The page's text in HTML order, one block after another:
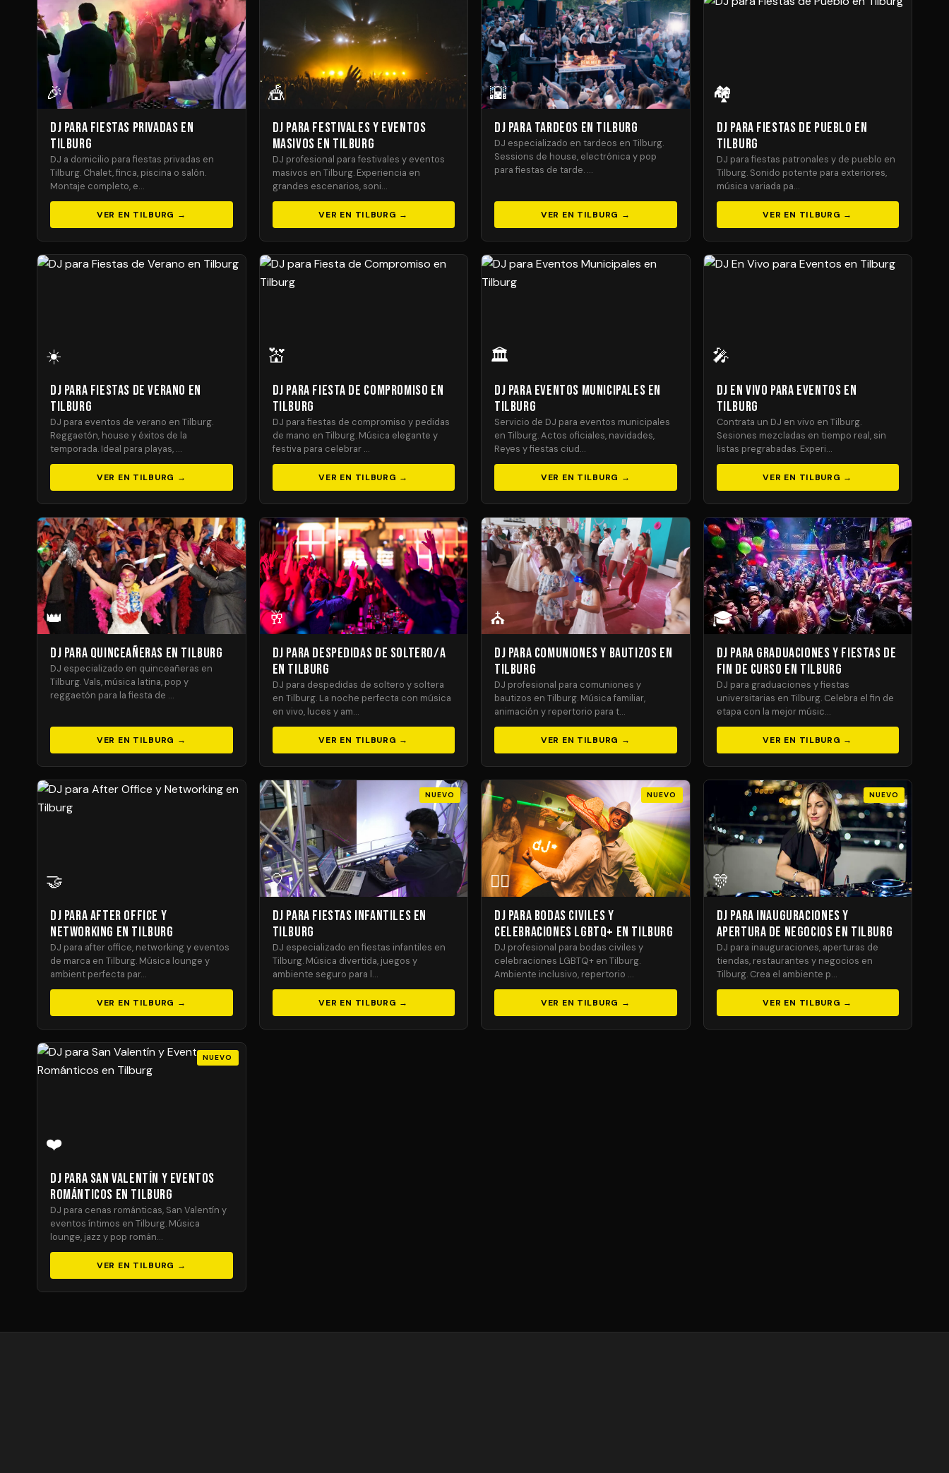
🎉
DJ para Fiestas Privadas en
Tilburg
DJ a domicilio para fiestas privadas en
Tilburg. Chalet, finca, piscina o salón.
Montaje completo, e…
VER EN TILBURG →
🎪
DJ para Festivales y Eventos
Masivos en Tilburg
DJ profesional para festivales y eventos
masivos en Tilburg. Experiencia en
grandes escenarios, soni…
VER EN TILBURG →
🌇
DJ para Tardeos en Tilburg
DJ especializado en tardeos en Tilburg.
Sessions de house, electrónica y pop
para fiestas de tarde. …
VER EN TILBURG →
🏘️
DJ para Fiestas de Pueblo en
Tilburg
DJ para fiestas patronales y de pueblo en
Tilburg. Sonido potente para exteriores,
música variada pa…
VER EN TILBURG →
☀️
DJ para Fiestas de Verano en
Tilburg
DJ para eventos de verano en Tilburg.
Reggaetón, house y éxitos de la
temporada. Ideal para playas, …
VER EN TILBURG →
💒
DJ para Fiesta de Compromiso en
Tilburg
DJ para fiestas de compromiso y pedidas
de mano en Tilburg. Música elegante y
festiva para celebrar …
VER EN TILBURG →
🏛️
DJ para Eventos Municipales en
Tilburg
Servicio de DJ para eventos municipales
en Tilburg. Actos oficiales, navidades,
Reyes y fiestas ciud…
VER EN TILBURG →
🎤
DJ En Vivo para Eventos en
Tilburg
Contrata un DJ en vivo en Tilburg.
Sesiones mezcladas en tiempo real, sin
listas pregrabadas. Experi…
VER EN TILBURG →
👑
DJ para Quinceañeras en Tilburg
DJ especializado en quinceañeras en
Tilburg. Vals, música latina, pop y
reggaetón para la fiesta de …
VER EN TILBURG →
🥂
DJ para Despedidas de Soltero/a
en Tilburg
DJ para despedidas de soltero y soltera
en Tilburg. La noche perfecta con música
en vivo, luces y am…
VER EN TILBURG →
⛪
DJ para Comuniones y Bautizos en
Tilburg
DJ profesional para comuniones y
bautizos en Tilburg. Música familiar,
animación y repertorio para t…
VER EN TILBURG →
🎓
DJ para Graduaciones y Fiestas de
Fin de Curso en Tilburg
DJ para graduaciones y fiestas
universitarias en Tilburg. Celebra el fin de
etapa con la mejor músic…
VER EN TILBURG →
🤝
DJ para After Office y
Networking en Tilburg
DJ para after office, networking y eventos
de marca en Tilburg. Música lounge y
ambient perfecta par…
VER EN TILBURG →
NUEVO
🎈
DJ para Fiestas Infantiles en
Tilburg
DJ especializado en fiestas infantiles en
Tilburg. Música divertida, juegos y
ambiente seguro para l…
VER EN TILBURG →
NUEVO
🏳️‍🌈
DJ para Bodas Civiles y
Celebraciones LGBTQ+ en Tilburg
DJ profesional para bodas civiles y
celebraciones LGBTQ+ en Tilburg.
Ambiente inclusivo, repertorio …
VER EN TILBURG →
NUEVO
🎊
DJ para Inauguraciones y
Apertura de Negocios en Tilburg
DJ para inauguraciones, aperturas de
tiendas, restaurantes y negocios en
Tilburg. Crea el ambiente p…
VER EN TILBURG →
NUEVO
❤️
DJ para San Valentín y Eventos
Románticos en Tilburg
DJ para cenas románticas, San Valentín y
eventos íntimos en Tilburg. Música
lounge, jazz y pop román…
VER EN TILBURG →